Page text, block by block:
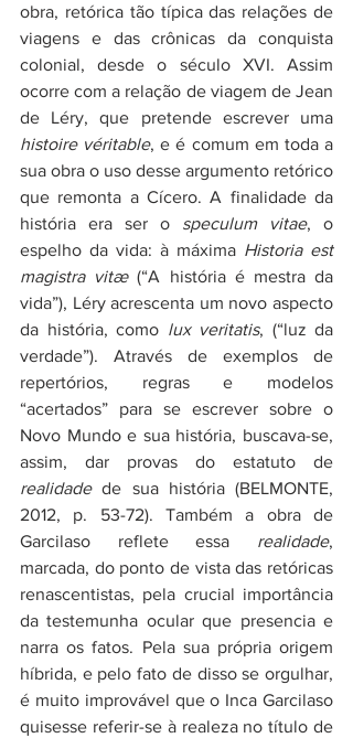
obra, retórica tão típica das relações de
viagens e das crônicas da conquista
colonial, desde o século XVI. Assim
ocorre com a relação de viagem de Jean
histoire véritable, e é comum em toda a
sua obra o uso desse argumento retórico
que remonta a Cícero. A finalidade da
história era ser o speculum vitae, o
espelho da vida: à máxima Historia est
magistra vitæ (“A história é mestra da
vida”), Léry acrescenta um novo aspecto
da história, como lux veritatis, (“luz da
verdade”). Através de exemplos de
repertórios, regras e modelos
“acertados” para se escrever sobre o
Novo Mundo e sua história, buscava-se,
realidade de sua história (BELMONTE,
2012, p. 53-72). Também a obra de
Garcilaso reflete essa realidade,
marcada, do ponto de vista das retóricas
renascentistas, pela crucial importância
da testemunha ocular que presencia e
narra os fatos. Pela sua própria origem
híbrida, e pelo fato de disso se orgulhar,
é muito improvável que o Inca Garcilaso
quisesse referir-se à realeza no título de